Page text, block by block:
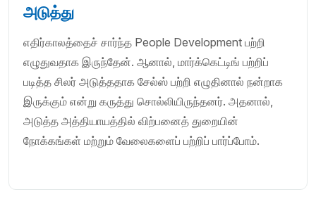
அடுத்து
எதிர்காலத்தைச் சார்ந்த People Development பற்றி
எழுதுவதாக இருந்தேன். ஆனால், மார்க்கெட்டிங் பற்றிப்
படித்த சிலர் அடுத்ததாக சேல்ஸ் பற்றி எழுதினால் நன்றாக
இருக்கும் என்று கருத்து சொல்லியிருந்தனர். அதனால்,
அடுத்த அத்தியாயத்தில் விற்பனைத் துறையின்
நோக்கங்கள் மற்றும் வேலைகளைப் பற்றிப் பார்ப்போம்.